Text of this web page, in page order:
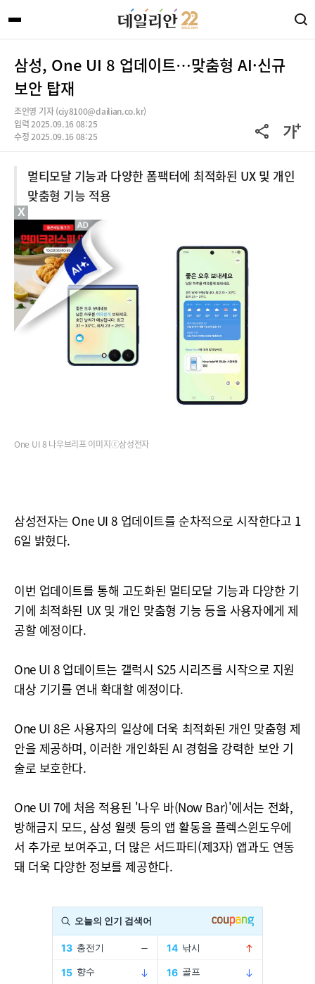
삼성, One UI 8 업데이트…맞춤형 AI·신규
보안 탑재
조인영 기자 (ciy8100@dailian.co.kr)
입력 2025.09.16 08:25
수정 2025.09.16 08:25
멀티모달 기능과 다양한 폼팩터에 최적화된 UX 및 개인
맞춤형 기능 적용
One UI 8 나우브리프 이미지ⓒ삼성전자
삼성전자는 One UI 8 업데이트를 순차적으로 시작한다고 1
6일 밝혔다.
이번 업데이트를 통해 고도화된 멀티모달 기능과 다양한 기
기에 최적화된 UX 및 개인 맞춤형 기능 등을 사용자에게 제
공할 예정이다.
One UI 8 업데이트는 갤럭시 S25 시리즈를 시작으로 지원
대상 기기를 연내 확대할 예정이다.
One UI 8은 사용자의 일상에 더욱 최적화된 개인 맞춤형 제
안을 제공하며, 이러한 개인화된 AI 경험을 강력한 보안 기
술로 보호한다.
One UI 7에 처음 적용된 '나우 바(Now Bar)'에서는 전화,
방해금지 모드, 삼성 월렛 등의 앱 활동을 플렉스윈도우에
서 추가로 보여주고, 더 많은 서드파티(제3자) 앱과도 연동
돼 더욱 다양한 정보를 제공한다.
X